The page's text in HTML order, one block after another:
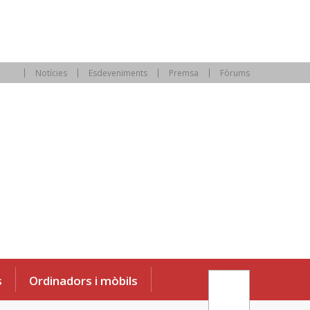
Notícies Esdeveniments Premsa Fòrums
Ordinadors i mòbils